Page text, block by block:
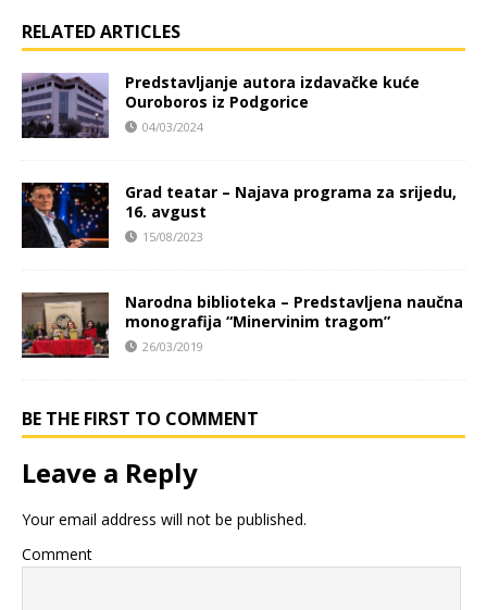
RELATED ARTICLES
Predstavljanje autora izdavačke kuće
Ouroboros iz Podgorice
04/03/2024
Grad teatar – Najava programa za srijedu,
16. avgust
15/08/2023
Narodna biblioteka – Predstavljena naučna
monografija “Minervinim tragom”
26/03/2019
BE THE FIRST TO COMMENT
Leave a Reply
Your email address will not be published.
Comment